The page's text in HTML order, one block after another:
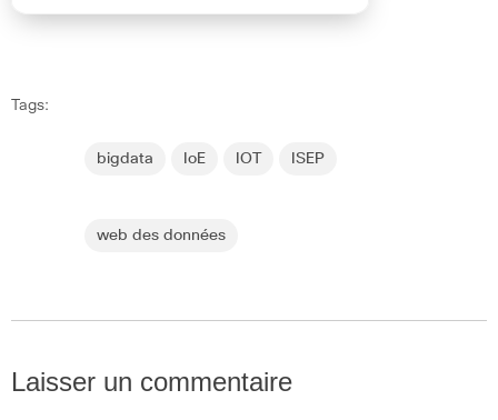
Tags:
bigdata IoE IOT ISEP
web des données
Laisser un commentaire